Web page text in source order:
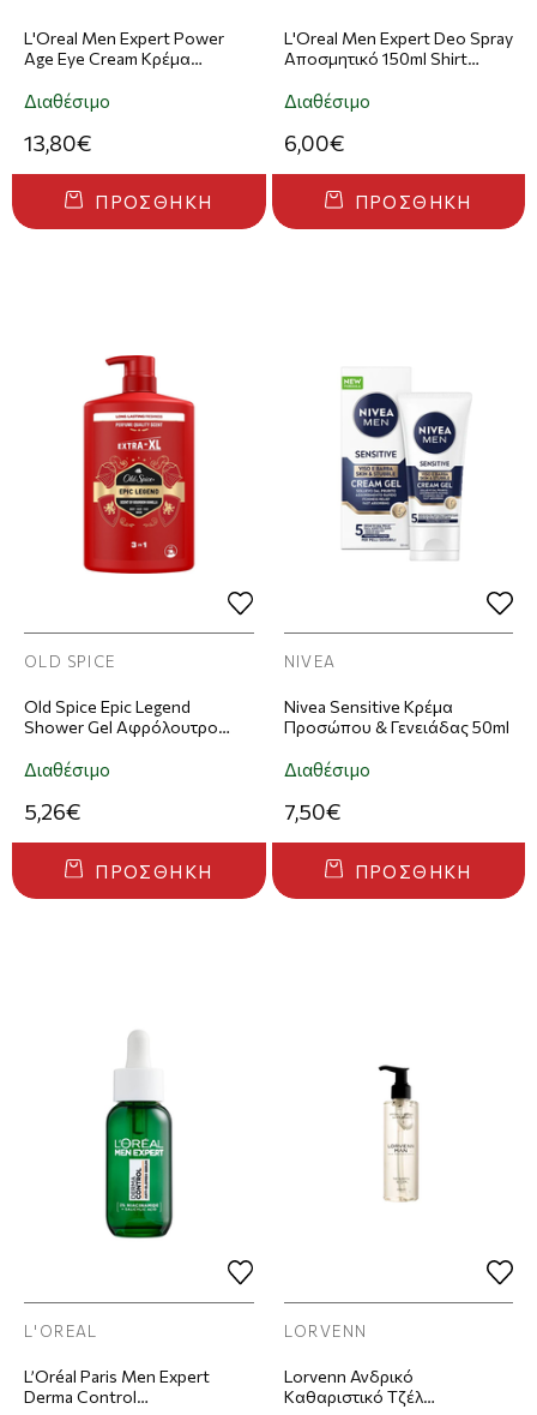
L'Oreal Men Expert Power
Age Eye Cream Κρέμα
Διαθέσιμο
13,80€
ΠΡΟΣΘΉΚΗ
L'Oreal Men Expert Deo Spray
Αποσμητικό 150ml Shirt
Διαθέσιμο
6,00€
ΠΡΟΣΘΉΚΗ
OLD SPICE
Old Spice Epic Legend
Shower Gel Αφρόλουτρο
Διαθέσιμο
5,26€
ΠΡΟΣΘΉΚΗ
NIVEA
Nivea Sensitive Κρέμα
Προσώπου & Γενειάδας 50ml
Διαθέσιμο
7,50€
ΠΡΟΣΘΉΚΗ
L'OREAL
L’Oréal Paris Men Expert
Derma Control
LORVENN
Lorvenn Ανδρικό
Kαθαριστικό Τζέλ